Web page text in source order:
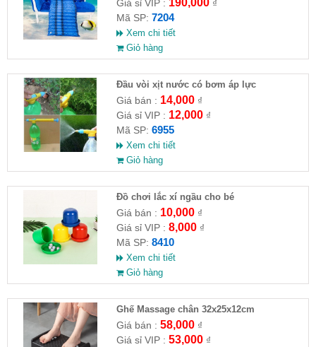
Giá sỉ VIP : 190,000₫
Mã SP: 7204
Xem chi tiết
Giỏ hàng
Đầu vòi xịt nước có bơm áp lực
Giá bán : 14,000₫
Giá sỉ VIP : 12,000₫
Mã SP: 6955
Xem chi tiết
Giỏ hàng
Đồ chơi lắc xí ngầu cho bé
Giá bán : 10,000₫
Giá sỉ VIP : 8,000₫
Mã SP: 8410
Xem chi tiết
Giỏ hàng
Ghế Massage chân 32x25x12cm
Giá bán : 58,000₫
Giá sỉ VIP : 53,000₫